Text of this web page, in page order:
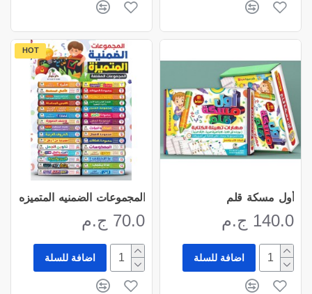
أول مسكة قلم
140.0 ج.م
اضافة للسلة
HOT
المجموعات الضمنيه المتميزه
70.0 ج.م
اضافة للسلة